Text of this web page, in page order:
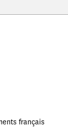
français